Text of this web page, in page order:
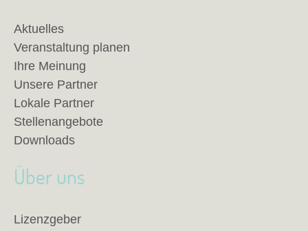
Aktuelles
Veranstaltung planen
Ihre Meinung
Unsere Partner
Lokale Partner
Stellenangebote
Downloads
Über uns
Lizenzgeber